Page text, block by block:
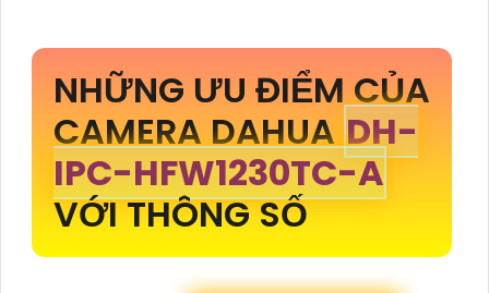
NHỮNG ƯU ĐIỂM CỦA
CAMERA DAHUADH-
IPC-HFW1230TC-A
VỚI THÔNG SỐ